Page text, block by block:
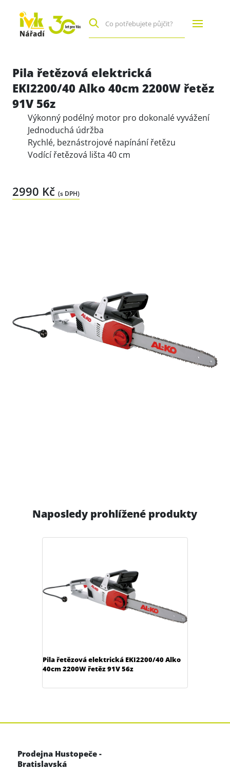
Pila řetězová elektrická
EKI2200/40 Alko 40cm 2200W řetěz
91V 56z
Výkonný podélný motor pro dokonalé vyvážení
Jednoduchá údržba
Rychlé, beznástrojové napínání řetězu
Vodící řetězová lišta 40 cm
2990 Kč(s DPH)
Naposledy prohlížené produkty
Pila řetězová elektrická EKI2200/40 Alko
40cm 2200W řetěz 91V 56z
Prodejna Hustopeče -
Bratislavská